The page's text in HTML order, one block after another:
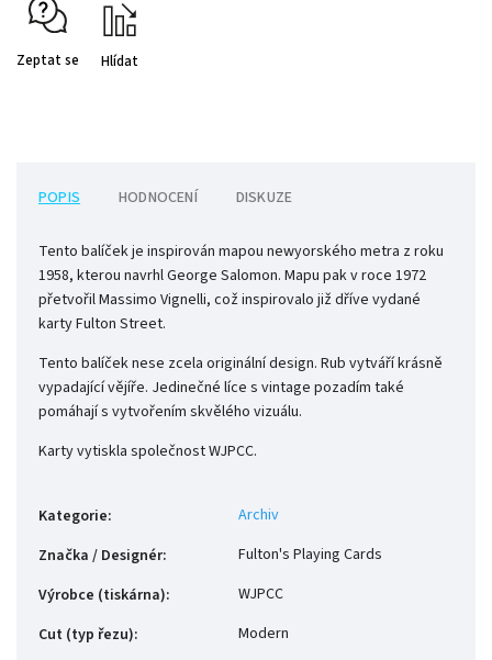
Zeptat se Hlídat
POPIS HODNOCENÍ DISKUZE
Tento balíček je inspirován mapou newyorského metra z roku
1958, kterou navrhl George Salomon. Mapu pak v roce 1972
přetvořil Massimo Vignelli, což inspirovalo již dříve vydané
karty Fulton Street.
Tento balíček nese zcela originální design. Rub vytváří krásně
vypadající vějíře. Jedinečné líce s vintage pozadím také
pomáhají s vytvořením skvělého vizuálu.
Karty vytiskla společnost WJPCC.
Kategorie:
Archiv
Značka / Designér:
Fulton's Playing Cards
Výrobce (tiskárna):
WJPCC
Cut (typ řezu):
Modern